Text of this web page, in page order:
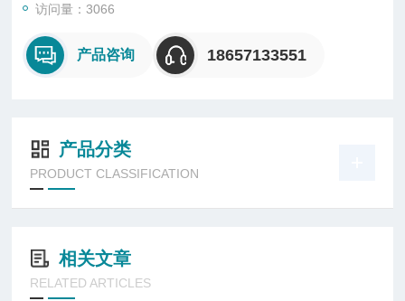
访问量：3066
产品咨询 18657133551
产品分类
PRODUCT CLASSIFICATION
相关文章
RELATED ARTICLES